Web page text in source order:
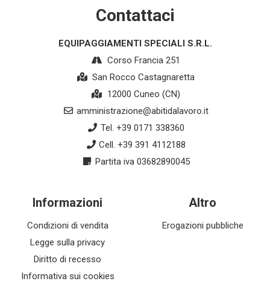
Contattaci
EQUIPAGGIAMENTI SPECIALI S.R.L.
Corso Francia 251
San Rocco Castagnaretta
12000 Cuneo (CN)
amministrazione@abitidalavoro.it
Tel. +39 0171 338360
Cell. +39 391 4112188
Partita iva 03682890045
Informazioni
Condizioni di vendita
Legge sulla privacy
Diritto di recesso
Informativa sui cookies
Altro
Erogazioni pubbliche